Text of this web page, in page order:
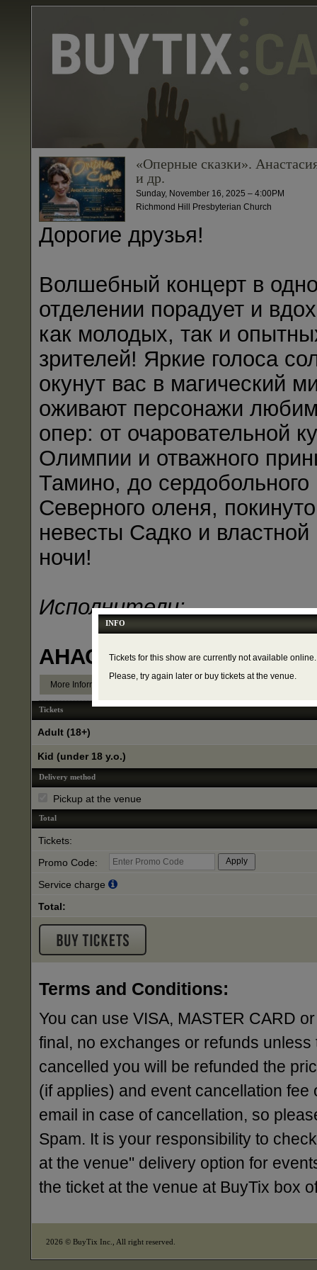
«Оперные сказки».
и др.
Sunday, November 16, 2025 – 4:00PM
Richmond Hill Presbyterian Church
Дорогие друзья!
Волшебный концерт в
отделении порадует и
как молодых, так и
зрителей! Яркие голоса
окунут вас в магический
оживают персонажи
опер: от очаровательной
Олимпии и отважного
Тамино, до сердобольного
Северного оленя,
невесты Садко и
ночи!
Исполнители:
АНАСТАСИЯ
More Information
Tickets
Adult (18+)
Kid (under 18 y.o.)
Delivery method
Pickup at the venue
Total
Tickets:
Promo Code:
Service charge
Total:
Terms and Conditions:
You can use VISA, MASTER CARD
final, no exchanges or refunds
cancelled you will be refunded the
(if applies) and event cancellation
email in case of cancellation, so
Spam. It is your responsibility to
at the venue" delivery option for
the ticket at the venue at BuyTix box
INFO
Tickets for this show are currently not available online.
Please, try again later or buy tickets at the venue.
2026 © BuyTix Inc., All right reserved.